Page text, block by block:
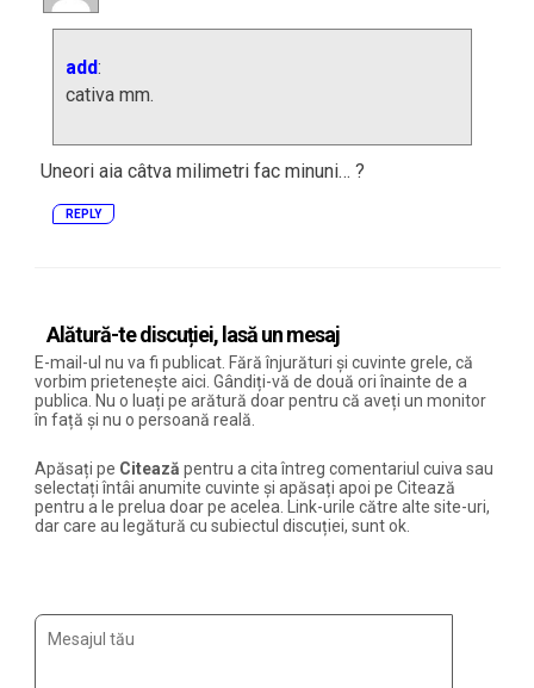
add:
cativa mm.
Uneori aia câtva milimetri fac minuni… ?
REPLY
Alătură-te discuției, lasă un mesaj
E-mail-ul nu va fi publicat. Fără înjurături și cuvinte grele, că
vorbim prietenește aici. Gândiți-vă de două ori înainte de a
publica. Nu o luați pe arătură doar pentru că aveți un monitor
în față și nu o persoană reală.
Apăsați pe Citează pentru a cita întreg comentariul cuiva sau
selectați întâi anumite cuvinte și apăsați apoi pe Citează
pentru a le prelua doar pe acelea. Link-urile către alte site-uri,
dar care au legătură cu subiectul discuției, sunt ok.